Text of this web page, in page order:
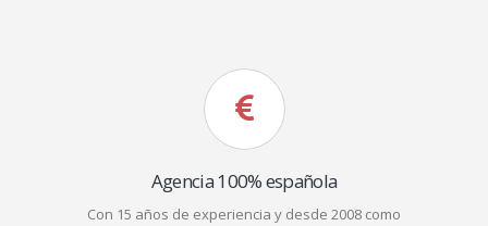
Agencia 100% española
Con 15 años de experiencia y desde 2008 como